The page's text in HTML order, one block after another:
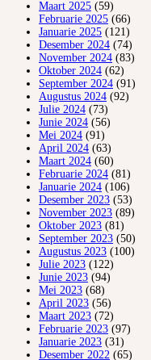
Maart 2025 (59)
Februarie 2025 (66)
Januarie 2025 (121)
Desember 2024 (74)
November 2024 (83)
Oktober 2024 (62)
September 2024 (91)
Augustus 2024 (92)
Julie 2024 (73)
Junie 2024 (56)
Mei 2024 (91)
April 2024 (63)
Maart 2024 (60)
Februarie 2024 (81)
Januarie 2024 (106)
Desember 2023 (53)
November 2023 (89)
Oktober 2023 (81)
September 2023 (50)
Augustus 2023 (100)
Julie 2023 (122)
Junie 2023 (94)
Mei 2023 (68)
April 2023 (56)
Maart 2023 (72)
Februarie 2023 (97)
Januarie 2023 (31)
Desember 2022 (65)